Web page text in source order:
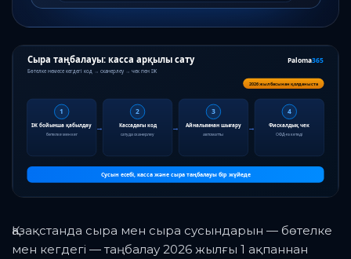
Қазақстанда сыра мен сыра сусындарын — бөтелке
мен кегдегі — таңбалау 2026 жылғы 1 ақпаннан